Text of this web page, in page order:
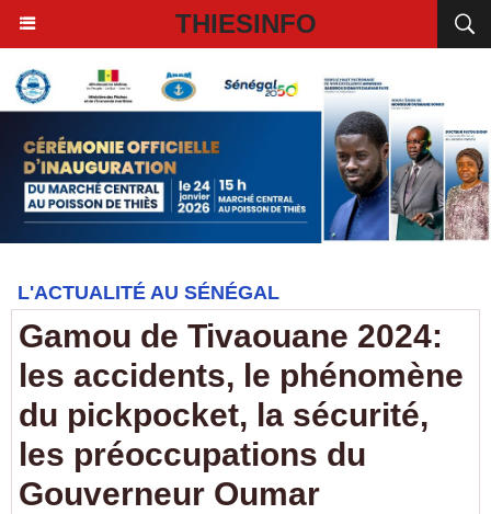
THIESINFO
L'ACTUALITÉ AU SÉNÉGAL
Gamou de Tivaouane 2024:
les accidents, le phénomène
du pickpocket, la sécurité,
les préoccupations du
Gouverneur Oumar